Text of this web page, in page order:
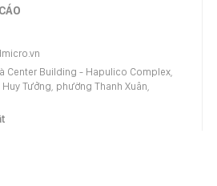
Center Building - Hapulico Complex,
Tưởng, phường Thanh Xuân,